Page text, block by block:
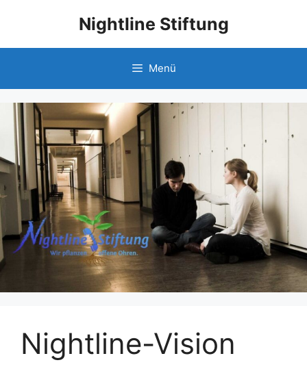
Nightline Stiftung
Menü
Nightline-Vision